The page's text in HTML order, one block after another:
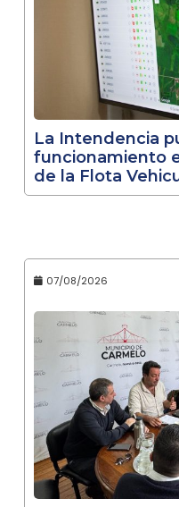
La Intendencia
funcionamiento
de la Flota
07/08/2026